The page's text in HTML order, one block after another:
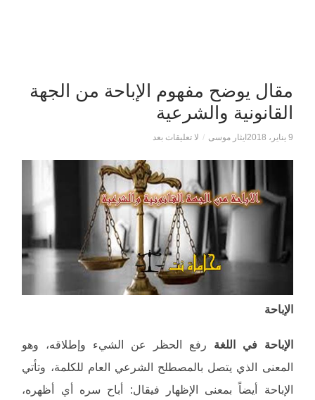
مقال يوضح مفهوم الإباحة من الجهة
القانونية والشرعية
9 يناير، 2018 ايثار موسى / لا تعليقات بعد
الإباحة
الإباحة في اللغة رفع الحظر عن الشيء وإطلاقه، وهو
المعنى الذي يتصل بالمصطلح الشرعي العام للكلمة، وتأتي
الإباحة أيضاً بمعنى الإظهار فيقال: أباح سره أي أظهره،